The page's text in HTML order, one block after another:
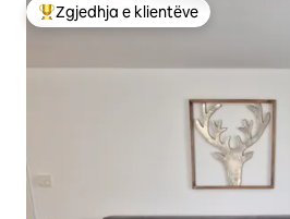
Më të mirat e zgjedhjeve të klientëve
Zgjedhja e klientëve